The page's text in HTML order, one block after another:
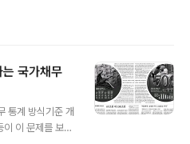
을 지적했다. 야3
상급식을 반대
12일 한나라당
제는 있는 사람
로 서민을 도와
럽 나라처럼 (돼
국가채무
통계 방식기준 개
이 문제를 보도